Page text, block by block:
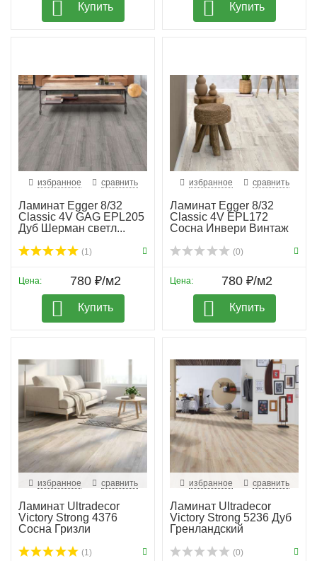
Купить Купить
избранное сравнить
Ламинат Egger 8/32
Classic 4V GAG EPL205
Дуб Шерман светл...
(1)
Цена: 780 ₽/м2
Купить
избранное сравнить
Ламинат Egger 8/32
Classic 4V EPL172
Сосна Инвери Винтаж
(0)
Цена: 780 ₽/м2
Купить
избранное сравнить
Ламинат Ultradecor
Victory Strong 4376
Сосна Гризли
(1)
избранное сравнить
Ламинат Ultradecor
Victory Strong 5236 Дуб
Гренландский
(0)